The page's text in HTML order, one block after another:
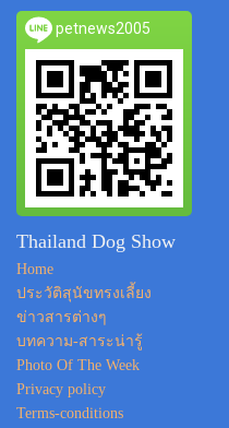
petnews2005
Thailand Dog Show
Home
ประวัติสุนัขทรงเลี้ยง
ข่าวสารต่างๆ
บทความ-สาระน่ารู้
Photo Of The Week
Privacy policy
Terms-conditions